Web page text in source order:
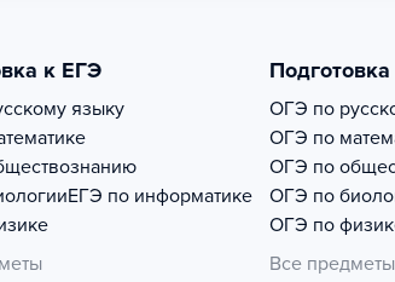
к ЕГЭ
языку
ЕГЭ по информатике
ОГЭ по
ОГЭ по
ОГЭ по
ОГЭ по
ОГЭ по
Все предметы